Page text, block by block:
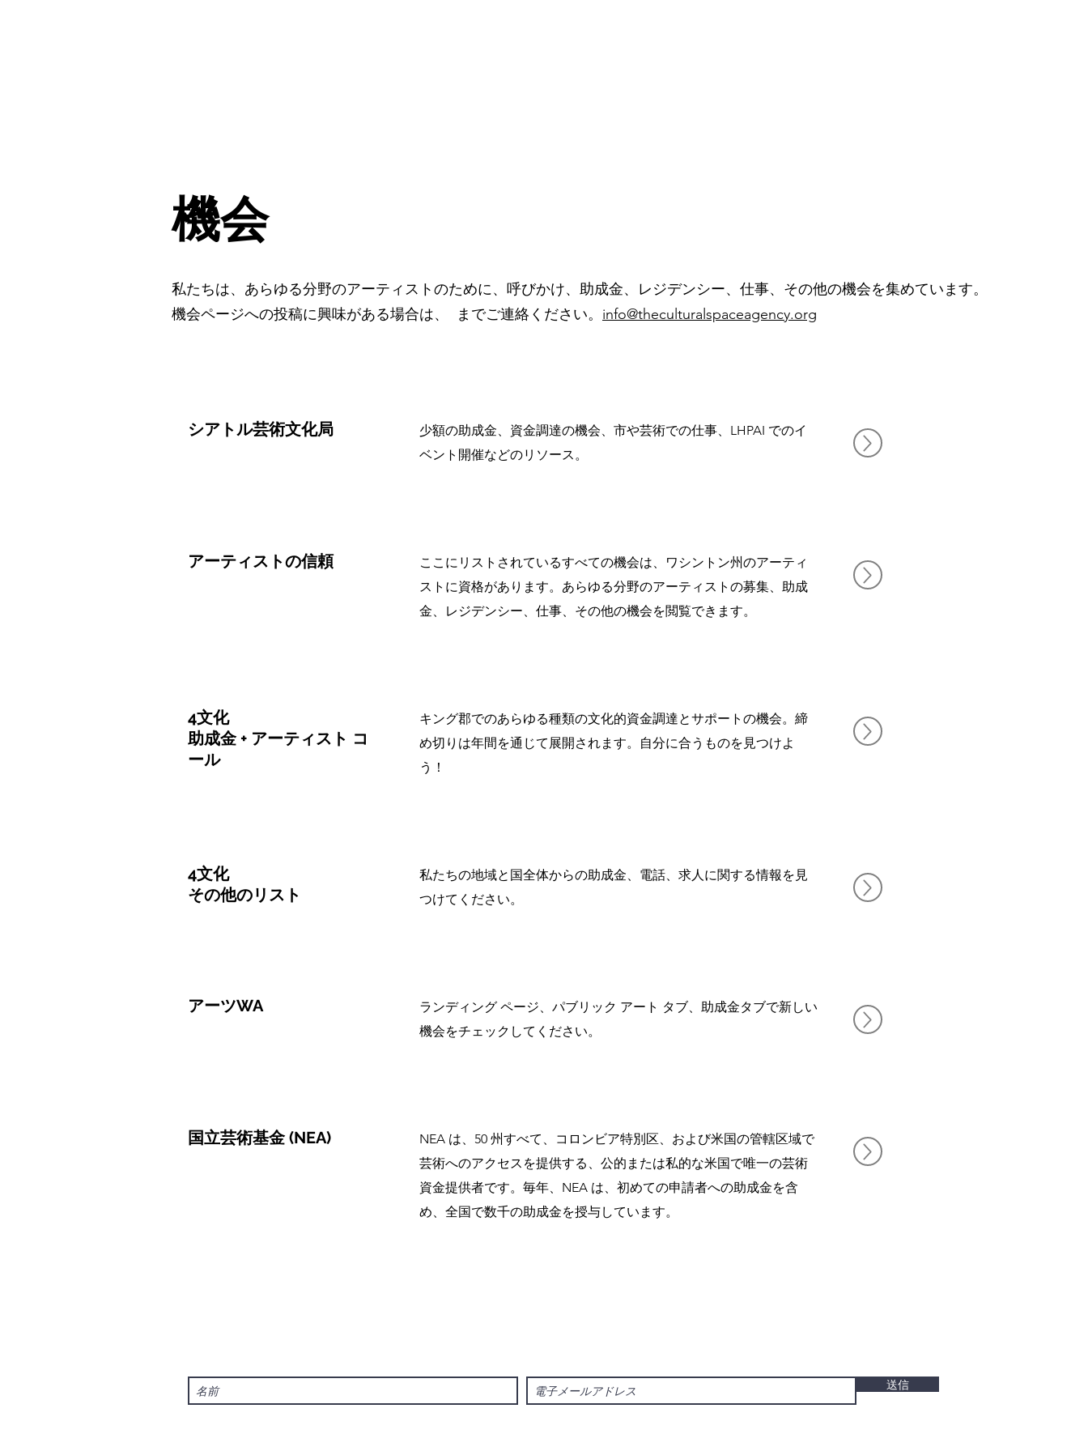
機会
私たちは、あらゆる分野のアーティストのために、呼びかけ、助成金、レジデンシー、仕事、その他の機会を集めています。
機会ページへの投稿に興味がある場合は、 までご連絡ください。 info@theculturalspaceagency.org
シアトル芸術文化局
少額の助成金、資金調達の機会、市や芸術での仕事、LHPAI でのイ
ベント開催などのリソース。
アーティストの信頼
ここにリストされているすべての機会は、ワシントン州のアーティ
ストに資格があります。あらゆる分野のアーティストの募集、助成
金、レジデンシー、仕事、その他の機会を閲覧できます。
4文化
助成金 + アーティスト コ
ール
キング郡でのあらゆる種類の文化的資金調達とサポートの機会。締
め切りは年間を通じて展開されます。自分に合うものを見つけよ
う！
4文化
その他のリスト
私たちの地域と国全体からの助成金、電話、求人に関する情報を見
つけてください。
アーツWA
ランディング ページ、パブリック アート タブ、助成金タブで新しい
機会をチェックしてください。
国立芸術基金 (NEA)
NEA は、50 州すべて、コロンビア特別区、および米国の管轄区域で
芸術へのアクセスを提供する、公的または私的な米国で唯一の芸術
資金提供者です。毎年、NEA は、初めての申請者への助成金を含
め、全国で数千の助成金を授与しています。
送信